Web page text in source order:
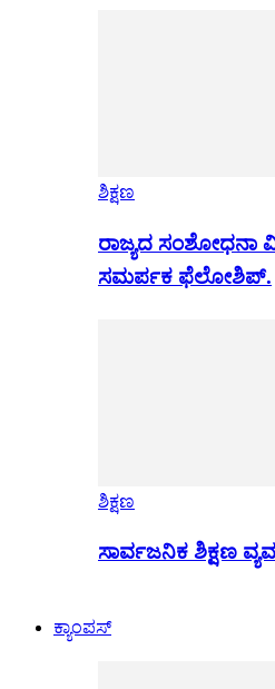
ಶಿಕ್ಷಣ
ರಾಜ್ಯದ ಸಂಶೋಧನಾ
ಸಮರ್ಪಕ ಫೆಲೋಶಿಪ್.
ಶಿಕ್ಷಣ
ಸಾರ್ವಜನಿಕ ಶಿಕ್ಷಣ
ಕ್ಯಾಂಪಸ್